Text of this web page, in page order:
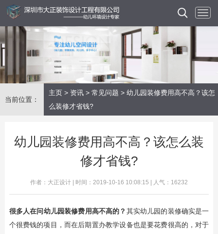
当前位置：
主页 > 资讯 > 常见问题 > 幼儿园装修费用高不高？该怎
么装修才省钱?
幼儿园装修费用高不高？该怎么装
修才省钱?
作者：大正设计 | 时间：2019-10-16 10:08:15 | 人气：16232
​很多人在问幼儿园装修费用高不高的？ 其实幼儿园的装修确实是一
个很费钱的项目，而在后期置办教学设备也是要花费很高的，对于